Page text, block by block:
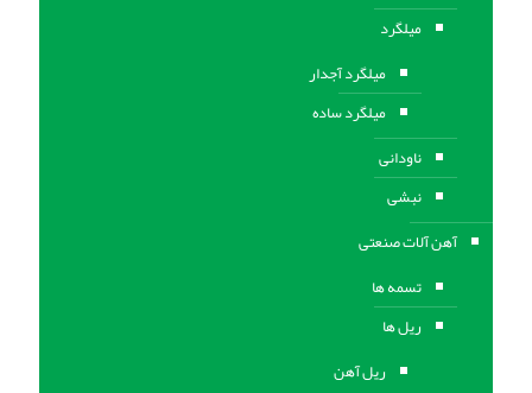
میلگرد
میلگرد آجدار
میلگرد ساده
ناودانی
نبشی
آهن آلات صنعتی
تسمه ها
ریل ها
ریل آهن